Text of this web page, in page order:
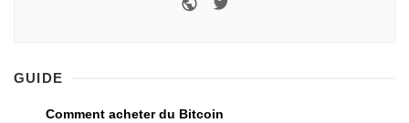
GUIDE
Comment acheter du Bitcoin